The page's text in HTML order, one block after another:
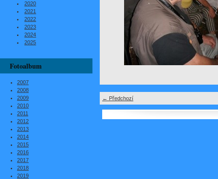
← Předchozí
2020
2021
2022
2023
2024
2025
Fotoalbum
2007
2008
2009
2010
2011
2012
2013
2014
2015
2016
2017
2018
2019